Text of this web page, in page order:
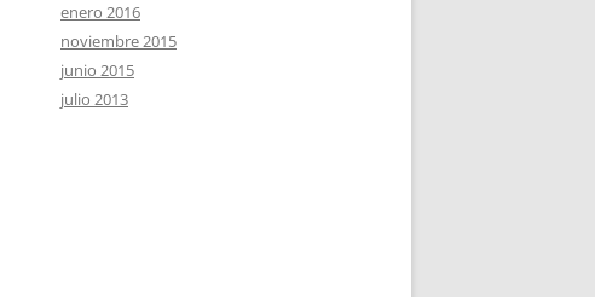
enero 2016
noviembre 2015
junio 2015
julio 2013